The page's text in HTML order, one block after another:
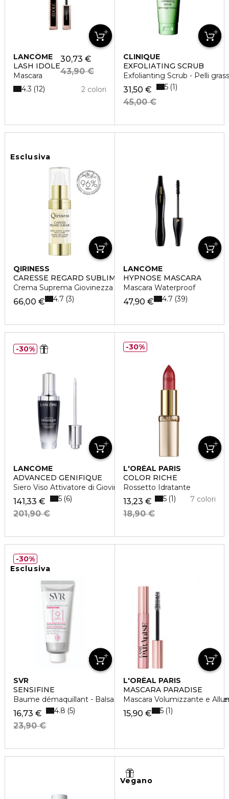
LANCÔME
LASH IDÔLE
Mascara
30,73 €
43,90 €
2 colori
4.3 12
CLINIQUE
EXFOLIATING SCRUB
Exfolianting Scrub - Pelli
31,50 €
45,00 €
5 1
Esclusiva
QIRINESS
CARESSE REGARD SUBLIME
Crema Suprema Giovinezza Occhi & Labbra
66,00 € 4.7 3
LANCÔME
HYPNOSE MASCARA
Mascara Waterproof
47,90 € 4.7 39
LANCÔME
ADVANCED GÉNIFIQUE
Siero Viso Attivatore di Giovinezza
141,33 €
201,90 €
5 6
30%
L'ORÉAL PARIS
COLOR RICHE
Rossetto Idratante
13,23 €
18,90 €
7 colori
5 1
30%
Esclusiva
SVR
SENSIFINE
Baume démaquillant - Balsamo detergente doppia azione
16,73 €
23,90 €
4.8 5
30%
L'ORÉAL PARIS
MASCARA PARADISE
Mascara Volumizzante e
15,90 € 5 1
Vegano